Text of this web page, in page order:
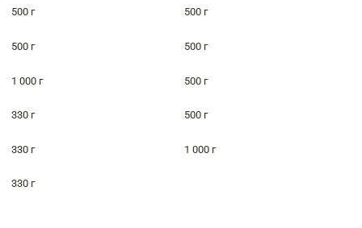
500 г 500 г
500 г 500 г
1 000 г 500 г
330 г 500 г
330 г 1 000 г
330 г